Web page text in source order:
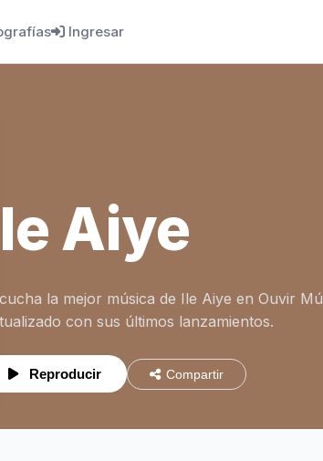
Ingresar
Aiye
la mejor música de Ile Aiye en Ouvir
con sus últimos lanzamientos.
Reproducir Compartir